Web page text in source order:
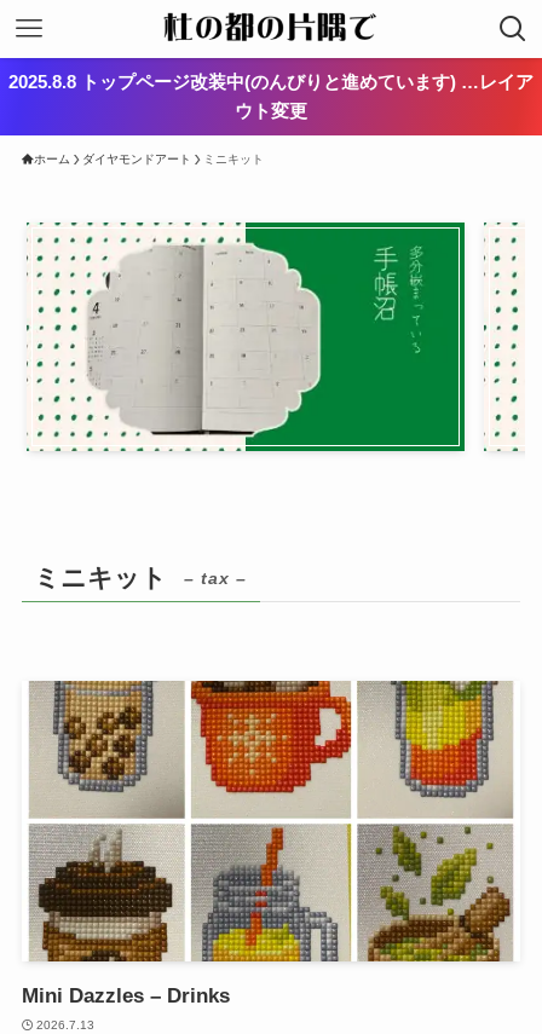
2025.8.8 トップページ改装中(のんびりと進めています) …レイア
ウト変更
ホーム ダイヤモンドアート ミニキット
ミニキット – tax –
Mini Dazzles – Drinks
2026.7.13